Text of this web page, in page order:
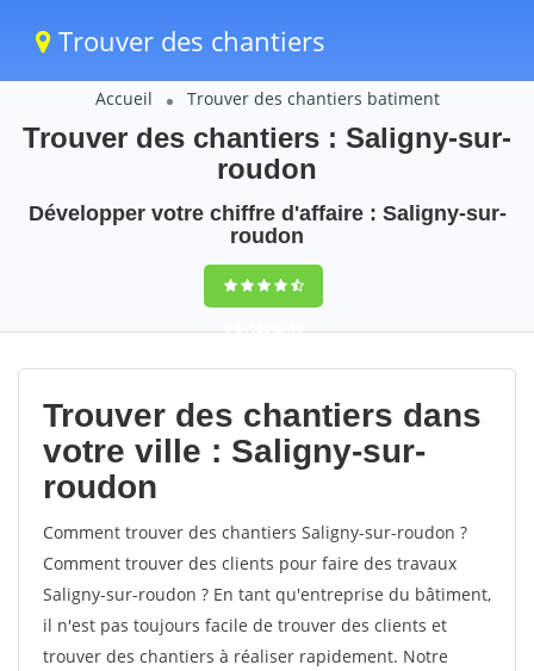
Trouver des chantiers
Accueil Trouver des chantiers batiment
Trouver des chantiers : Saligny-sur-
roudon
Développer votre chiffre d'affaire : Saligny-sur-
roudon
9,5(100%)59
votes
Trouver des chantiers dans
votre ville : Saligny-sur-
roudon
Comment trouver des chantiers Saligny-sur-roudon ?
Comment trouver des clients pour faire des travaux
Saligny-sur-roudon ? En tant qu'entreprise du bâtiment,
il n'est pas toujours facile de trouver des clients et
trouver des chantiers à réaliser rapidement. Notre